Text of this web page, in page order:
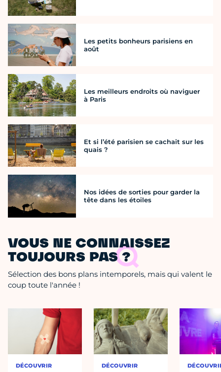
Les petits bonheurs parisiens en
août
Les meilleurs endroits où naviguer
à Paris
Et si l’été parisien se cachait sur les
quais ?
Nos idées de sorties pour garder la
tête dans les étoiles
VOUS NE CONNAISSEZ
TOUJOURS PAS ?
Sélection des bons plans intemporels, mais qui valent le
coup toute l'année !
DÉCOUVRIR DÉCOUVRIR